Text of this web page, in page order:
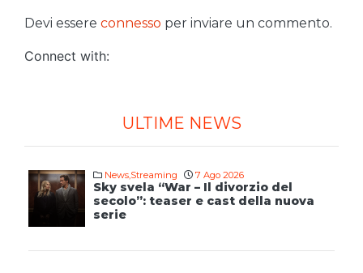
Devi essere connesso per inviare un commento.
Connect with:
ULTIME NEWS
News,Streaming 7 Ago 2026
Sky svela “War – Il divorzio del
secolo”: teaser e cast della nuova
serie